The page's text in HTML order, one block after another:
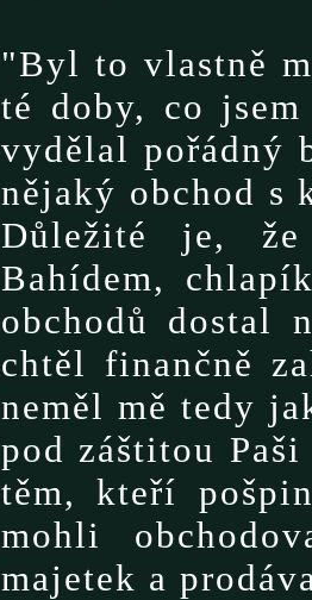
"Byl to vlastně
té doby, co
vydělal pořádný
nějaký obchod s
Důležité je,
Bahídem,
obchodů dostal
chtěl finančně
neměl mě tedy
pod záštitou
těm, kteří
mohli
majetek a